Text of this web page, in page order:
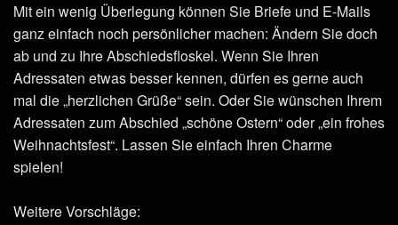
Mit ein wenig Überlegung können Sie Briefe und E-Mails
ganz einfach noch persönlicher machen: Ändern Sie doch
ab und zu Ihre Abschiedsfloskel. Wenn Sie Ihren
Adressaten etwas besser kennen, dürfen es gerne auch
mal die „herzlichen Grüße“ sein. Oder Sie wünschen Ihrem
Adressaten zum Abschied „schöne Ostern“ oder „ein frohes
Weihnachtsfest“. Lassen Sie einfach Ihren Charme
spielen!
Weitere Vorschläge: